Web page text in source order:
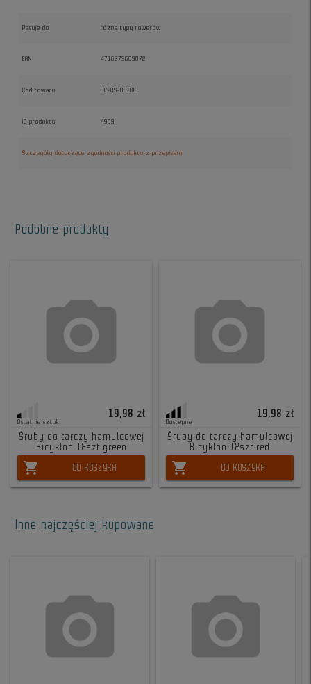
Pasuje do różne typy rowerów
EAN 4716873669072
Kod towaru BC-RS-00-BL
ID produktu 4909
Szczegóły dotyczące zgodności produktu z przepisami
Podobne produkty
Ostatnie sztuki
19,98 zł
Śruby do tarczy hamulcowej
Bicyklon 12szt green
shopping_cart DO KOSZYKA
Dostępne
19,98 zł
Śruby do tarczy hamulcowej
Bicyklon 12szt red
shopping_cart DO KOSZYKA
Inne najczęściej kupowane